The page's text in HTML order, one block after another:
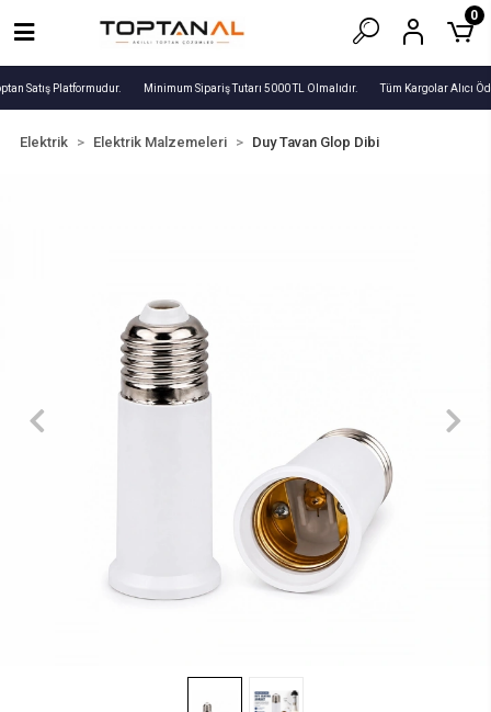
Satış Platformudur. Minimum Sipariş Tutarı 5000 TL Olmalıdır. Tüm Kargolar Alıcı
0
Elektrik Elektrik Malzemeleri Duy Tavan Glop Dibi